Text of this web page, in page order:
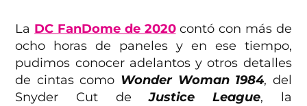
La DC FanDome de 2020contó con más de
ocho horas de paneles y en ese tiempo,
pudimos conocer adelantos y otros detalles
de cintas como Wonder Woman 1984, del
Snyder Cut de Justice League, la